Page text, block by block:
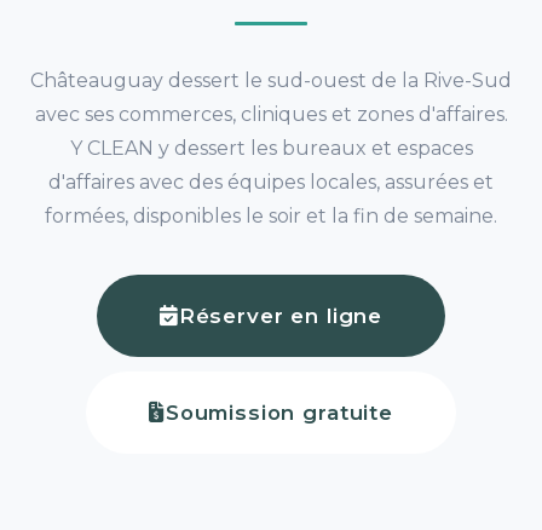
Châteauguay dessert le sud-ouest de la Rive-Sud
avec ses commerces, cliniques et zones d'affaires.
Y CLEAN y dessert les bureaux et espaces
d'affaires avec des équipes locales, assurées et
formées, disponibles le soir et la fin de semaine.
Réserver en ligne
Soumission gratuite